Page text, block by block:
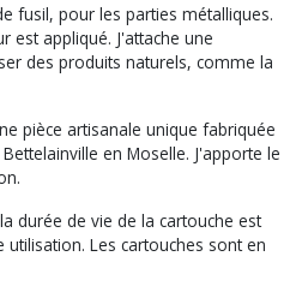
fusil, pour les parties métalliques.
est appliqué. J'attache une
des produits naturels, comme la
pièce artisanale unique fabriquée
en Moselle. J'apporte le
la durée de vie de la cartouche est
Les cartouches sont en